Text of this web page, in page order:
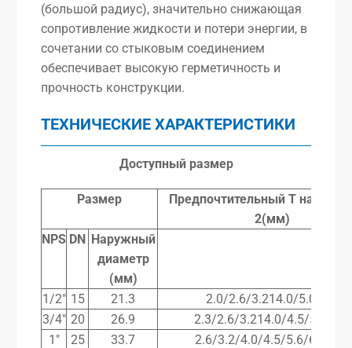
(большой радиус), значительно снижающая
сопротивление жидкости и потери энергии, в
сочетании со стыковым соединением
обеспечивает высокую герметичность и
прочность конструкции.
ТЕХНИЧЕСКИЕ ХАРАКТЕРИСТИКИ
Доступный размер
Размер Предпочтительный T на
2(мм)
NPS DN Наружный
диаметр
(мм)
1/2″ 15 21.3
2.0/2.6/3.214.0/5.0/7.1
3/4″ 20 26.9
2.3/2.6/3.214.0/4.5/5.6/8.0
1″
25 33.7
2.6/3.2/4.0/4.5/5.6/6.3/8.8